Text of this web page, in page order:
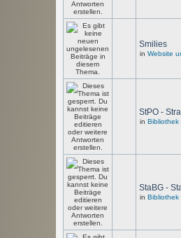
Smilies
in Website
StPO -
in Bibliothek
StaBG -
in Bibliothek